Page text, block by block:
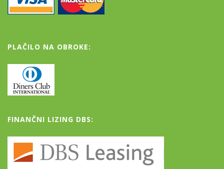
PLAČILO NA OBROKE:
FINANČNI LIZING DBS: